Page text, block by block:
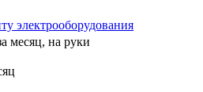
электрооборудования
месяц, на руки